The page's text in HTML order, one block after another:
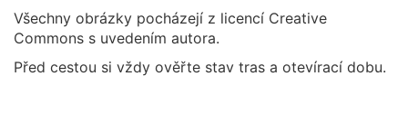
Všechny obrázky pocházejí z licencí Creative
Commons s uvedením autora.
Před cestou si vždy ověřte stav tras a otevírací dobu.